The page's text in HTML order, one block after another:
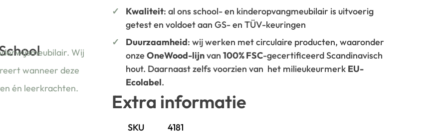
Wij
wanneer deze
én leerkrachten.
Kwaliteit: al ons school- en kinderopvangmeubilair is uitvoerig
getest en voldoet aan GS- en TÜV-keuringen
Duurzaamheid: wij werken met circulaire producten, waaronder
onze OneWood-lijnvan 100% FSC-gecertificeerd Scandinavisch
hout. Daarnaast zelfs voorzien van het milieukeurmerk EU-
Ecolabel.
Extra informatie
SKU 4181